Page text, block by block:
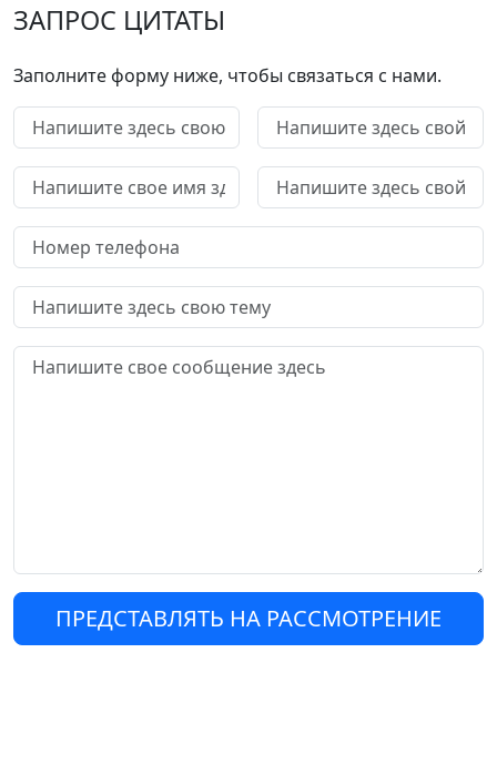
ЗАПРОС ЦИТАТЫ
Заполните форму ниже, чтобы связаться с нами.
ПРЕДСТАВЛЯТЬ НА РАССМОТРЕНИЕ